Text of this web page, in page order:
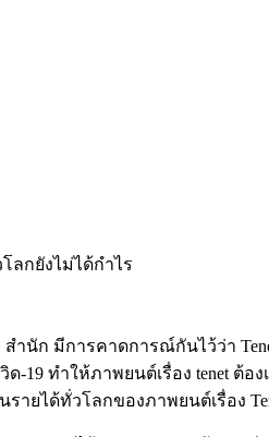
นัก มีการคาดการณ์กันไว้ว่า
-19 ทำให้ภาพยนต์เรื่อง tenet ต้
ยได้ทั่วโลกของภาพยนต์เรื่อง​